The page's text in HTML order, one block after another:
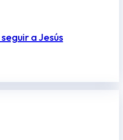
a Jesús